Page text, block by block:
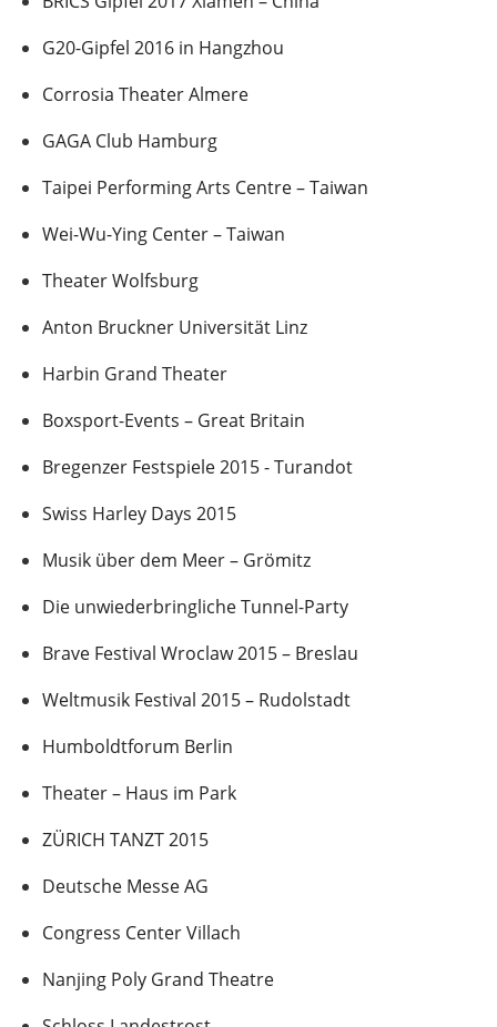
G20-Gipfel 2016 in Hangzhou
Corrosia Theater Almere
GAGA Club Hamburg
Taipei Performing Arts Centre – Taiwan
Wei-Wu-Ying Center – Taiwan
Theater Wolfsburg
Anton Bruckner Universität Linz
Harbin Grand Theater
Boxsport-Events – Great Britain
Bregenzer Festspiele 2015 - Turandot
Swiss Harley Days 2015
Musik über dem Meer – Grömitz
Die unwiederbringliche Tunnel-Party
Brave Festival Wroclaw 2015 – Breslau
Weltmusik Festival 2015 – Rudolstadt
Humboldtforum Berlin
Theater – Haus im Park
ZÜRICH TANZT 2015
Deutsche Messe AG
Congress Center Villach
Nanjing Poly Grand Theatre